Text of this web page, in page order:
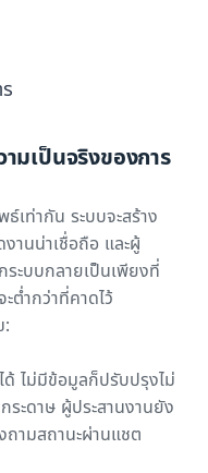
มเป็นจริงของการ
เท่ากัน ระบบจะสร้าง
านน่าเชื่อถือ และผู้
ระบบกลายเป็นเพียงที่
ต่ำกว่าที่คาดไว้
:
ด้ ไม่มีข้อมูลก็ปรับปรุงไม่
ะดาษ ผู้ประสานงานยัง
ามสถานะผ่านแชต